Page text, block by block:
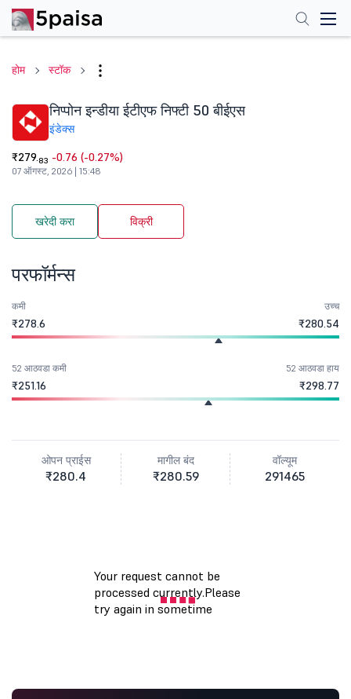
होम स्टॉक
निप्पोन इन्डीया ईटीएफ निफ्टी 50 बीईएस
इंडेक्स
₹279.83 -0.76 (-0.27%)
07 ऑगस्ट, 2026 | 15:48
खरेदी करा विक्री
परफॉर्मन्स
कमी
₹278.6
उच्च
₹280.54
52 आठवडा कमी
₹251.16
52 आठवडा हाय
₹298.77
ओपन प्राईस
₹280.4
मागील बंद
₹280.59
वॉल्यूम
291465